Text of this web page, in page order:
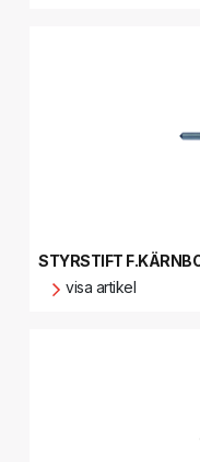
STYRSTIFT
visa artikel